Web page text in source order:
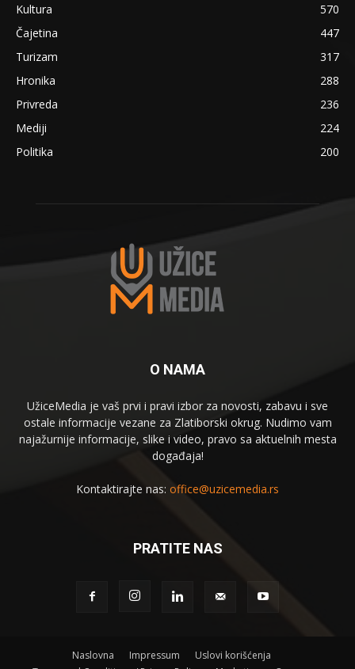
Kultura
570
Čajetina
447
Turizam
317
Hronika
288
Privreda
236
Mediji
224
Politika
200
O NAMA
UžiceMedia je vaš prvi i pravi izbor za novosti, zabavu i sve
ostale informacije vezane za Zlatiborski okrug. Nudimo vam
najažurnije informacije, slike i video, pravo sa aktuelnih mesta
događaja!
Kontaktirajte nas: office@uzicemedia.rs
PRATITE NAS
Naslovna Impressum
Uslovi korišćenja